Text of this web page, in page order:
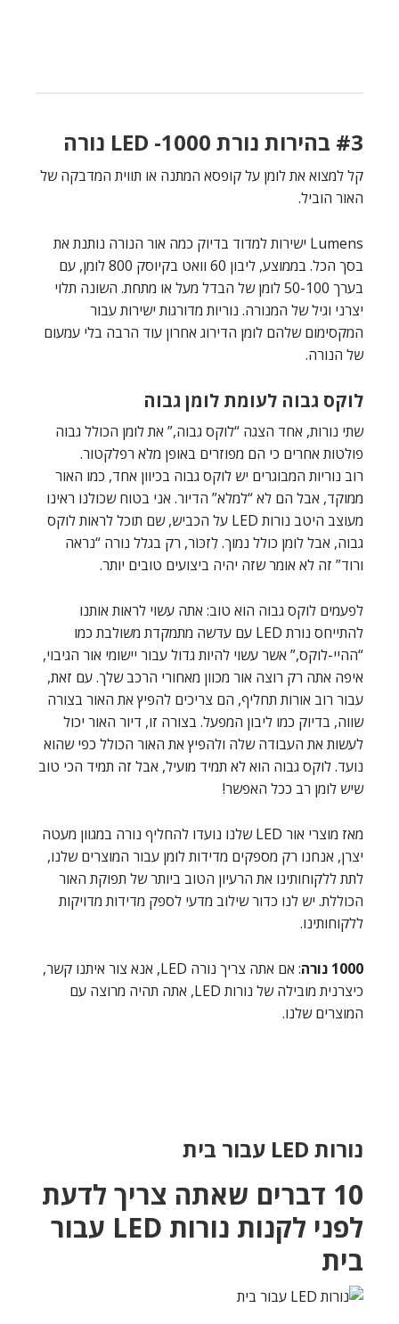
#3 בהירות נורת LED -1000 נורה
קל למצוא את לומן על קופסא המתנה או תווית המדבקה של
האור הוביל.
Lumens ישירות למדוד בדיוק כמה אור הנורה נותנת את
בסך הכל. בממוצע, ליבון 60 וואט בקיוסק 800 לומן, עם
בערך 50-100 לומן של הבדל מעל או מתחת. השונה תלוי
יצרני וגיל של המנורה. נוריות מדורגות ישירות עבור
המקסימום שלהם לומן הדירוג אחרון עוד הרבה בלי עמעום
של הנורה.
לוקס גבוה לעומת לומן גבוה
שתי נורות, אחד הצגה “לוקס גבוה,” את לומן הכולל גבוה
פולטות אחרים כי הם מפוזרים באופן מלא רפלקטור.
רוב נוריות המבוגרים יש לוקס גבוה בכיוון אחד, כמו האור
ממוקד, אבל הם לא “למלא” הדיור. אני בטוח שכולנו ראינו
מעוצב היטב נורות LED על הכביש, שם תוכל לראות לוקס
גבוה, אבל לומן כולל נמוך. לִזכּוֹר, רק בגלל נורה “נראה
ורוד” זה לא אומר שזה יהיה ביצועים טובים יותר.
לפעמים לוקס גבוה הוא טוב: אתה עשוי לראות אותנו
להתייחס נורת LED עם עדשה מתמקדת משולבת כמו
“ההיי-לוקס,” אשר עשוי להיות גדול עבור יישומי אור הגיבוי,
איפה אתה רק רוצה אור מכוון מאחורי הרכב שלך. עם זאת,
עבור רוב אורות תחליף, הם צריכים להפיץ את האור בצורה
שווה, בדיוק כמו ליבון המפעל. בצורה זו, דיור האור יכול
לעשות את העבודה שלה ולהפיץ את האור הכולל כפי שהוא
נועד. לוקס גבוה הוא לא תמיד מועיל, אבל זה תמיד הכי טוב
שיש לומן רב ככל האפשר!
מאז מוצרי אור LED שלנו נועדו להחליף נורה במגוון מעטה
יצרן, אנחנו רק מספקים מדידות לומן עבור המוצרים שלנו,
לתת ללקוחותינו את הרעיון הטוב ביותר של תפוקת האור
הכוללת. יש לנו כדור שילוב מדעי לספק מדידות מדויקות
ללקוחותינו.
1000 נורה
: אם אתה צריך נורה LED, אנא צור איתנו קשר,
כיצרנית מובילה של נורות LED, אתה תהיה מרוצה עם
המוצרים שלנו.
נורות LED עבור בית
10 דברים שאתה צריך לדעת
לפני לקנות נורות LED עבור
בית